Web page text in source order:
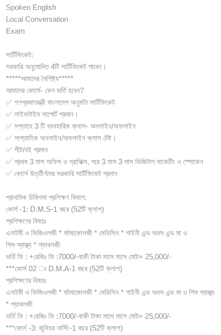
Spoken English
Local Conversation
Exam
সার্টিফিকেট:
সরকারি অনুমোদিত 4টি সার্টিফিকেট পাবেন।
*****আমাদের বৈশিষ্ট্য*****
আমাদের কোর্সে- কেন ভর্তি হবেন?
✅ গণপ্রজাতন্ত্রী বাংলাদেশ অনুমতি সার্টিফিকেট
✅ লাইফটাইম সাপোর্ট প্রদান।
✅ সপ্তাহে 3 টি ব্যবহারিক ক্লাস- অনলাইন/অফলাইন
✅ সাপ্তাহিক অনলাইন/অফলাইন ক্লাস টেষ্ট।
✅ শীট/বই প্রদান
✅ প্রথম 3 মাস অফিস ও গ্রাফিক্স, পরে 3 মাস 3 মাস ডিজিটাল মাকেটিং ও স্পোকেন
✅ কোর্সে উর্ত্তীর্ণদের সরকারি সার্টিফিকেট প্রদান
প্রাথমিক চিকিৎসা প্রশিক্ষণ বিভাগ:
কোর্স -1: D.M.S-1 বছর (52টি ক্লাশ)
প্রশিক্ষণের বিষয়ঃ
এনাটমী ও ফিজিওলজী * র্ফামাকোলজী * মেডিসিন * গাইনী এন্ড অবস এন্ড মা ও
শিশু স্বাস্থ্য * প্যাথলজী
ভর্তি ফি : +রেজিঃ ফি :7000/-বাকী টাকা মাসে মাসে মোট= 25,000/-
***কোর্স 02 ঃ D.M.A-1 বছর (52টি ক্লাশ)
প্রশিক্ষণের বিষয়ঃ
এনাটমী ও ফিজিওলজী * র্ফামাকোলজী * মেডিসিন * গাইনী এন্ড অবস এন্ড মা ও শিশু স্বাস্থ্য
* প্যাথলজী
ভর্তি ফি : +রেজিঃ ফি :7000/-বাকী টাকা মাসে মাসে মোট= 25,000/-
***কোর্স -3: জুনিয়র নার্সিং-1 বছর (52টি ক্লাশ)